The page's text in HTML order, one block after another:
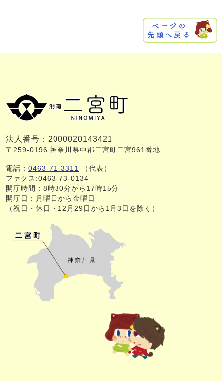
法人番号：2000020143421
〒259-0196 神奈川県中郡二宮町二宮961番地
電話： 0463-71-3311
（代表）
ファクス:0463-73-0134
開庁時間：8時30分から17時15分
開庁日：月曜日から金曜日
（祝日・休日・12月29日から1月3日を除く）